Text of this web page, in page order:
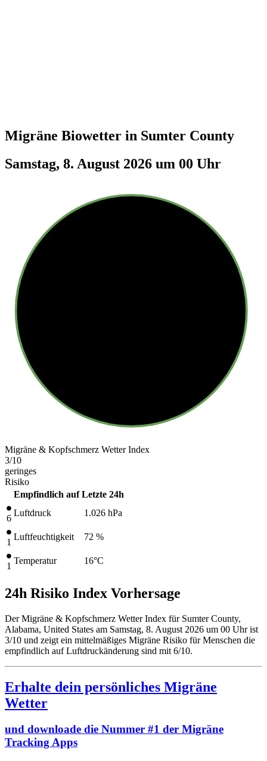
Migräne Biowetter in Sumter County
Samstag, 8. August 2026 um 00 Uhr
Migräne & Kopfschmerz Wetter Index
3/10
geringes
Risiko
Empfindlich auf Letzte 24h
6
Luftdruck 1.026 hPa
1
Luftfeuchtigkeit 72 %
1
Temperatur 16°C
24h Risiko Index Vorhersage
Der Migräne & Kopfschmerz Wetter Index für Sumter County,
Alabama, United States am Samstag, 8. August 2026 um 00 Uhr ist
3/10 und zeigt ein mittelmäßiges Migräne Risiko für Menschen die
empfindlich auf Luftdruckänderung sind mit 6/10.
Erhalte dein persönliches Migräne
Wetter
und downloade die Nummer #1 der Migräne
Tracking Apps